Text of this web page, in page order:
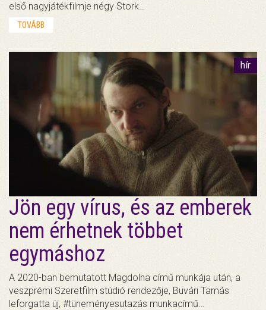
első nagyjátékfilmje négy Stork…
TOVÁBB
hír
Jön egy vírus, és az emberek
nem érhetnek többet
egymáshoz
A 2020-ban bemutatott Magdolna című munkája után, a
veszprémi Szeretfilm stúdió rendezője, Buvári Tamás
leforgatta új, #tüneményesutazás munkacímű…